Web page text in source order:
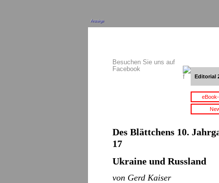
Anzeige
Besuchen Sie uns auf
Facebook
Editorial
Des Blättchens 10.
17
Ukraine und Russland
von Gerd Kaiser